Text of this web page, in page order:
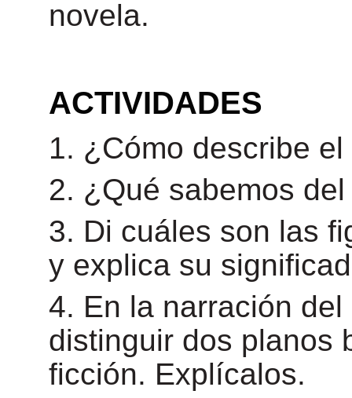
novela.
ACTIVIDADES
1. ¿Cómo describe
2. ¿Qué sabemos
3. Di cuáles son las
y explica su
4. En la narración
distinguir dos planos
ficción. Explícalos.